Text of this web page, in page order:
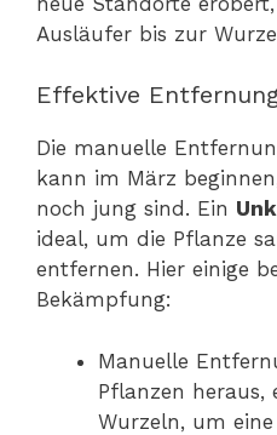
Ausläufer bis zur
Effektive
Die manuelle
kann im März
noch jung sind. Ein
ideal, um die Pflanze
entfernen. Hier einige
Bekämpfung:
Manuelle
Pflanzen heraus,
Wurzeln, um